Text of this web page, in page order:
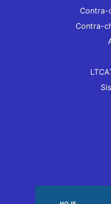
Contra-
Contra-